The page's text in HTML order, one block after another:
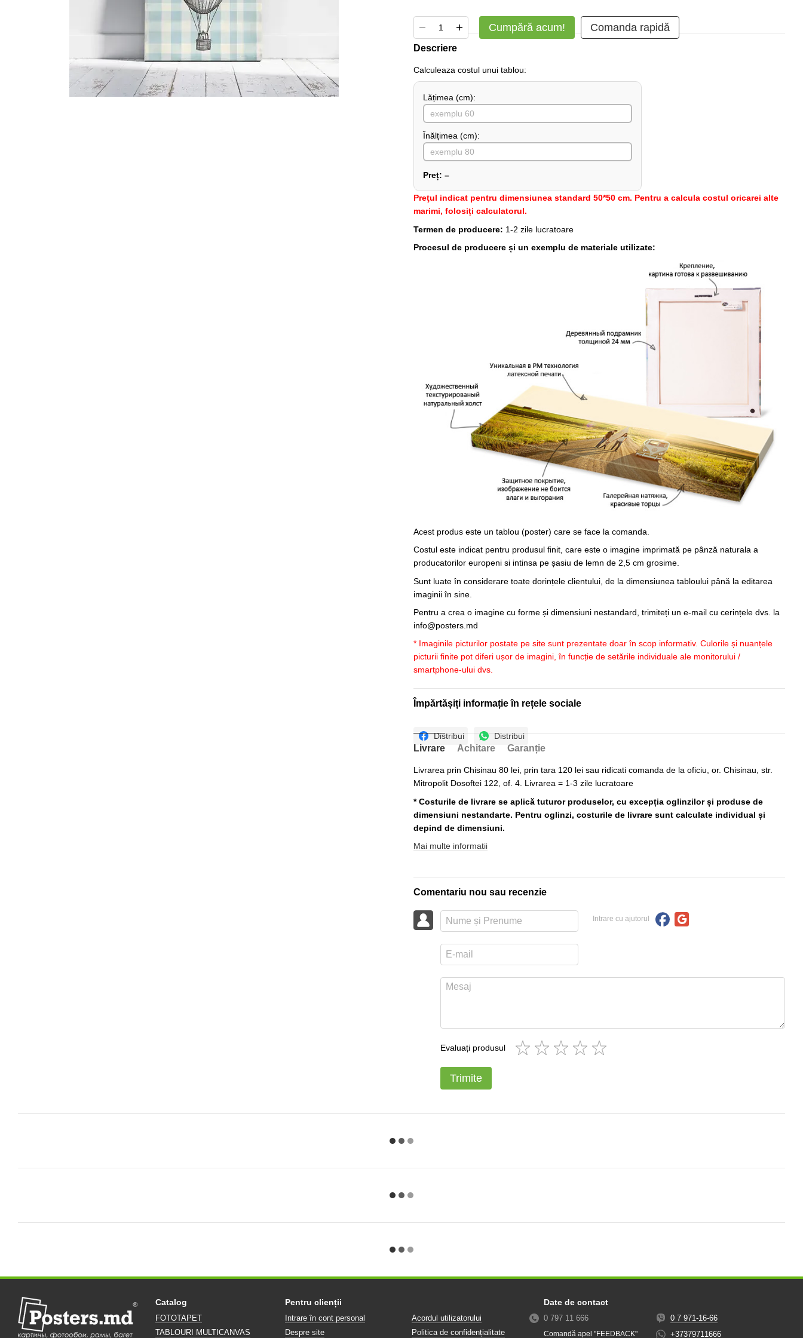
Cumpără acum! Comanda rapidă
Descriere
Сalculeaza costul unui tablou:
Lățimea (сm):
Înălțimea (cm):
Preț: –
Preţul indicat pentru dimensiunea standard 50*50 cm. Pentru a calcula costul oricarei alte
marimi, folosiți calculatorul.
Termen de producere: 1-2 zile lucratoare
Procesul de producere și un exemplu de materiale utilizate:
Acest produs este un tablou (poster) care se face la comanda.
Costul este indicat pentru produsul finit, care este o imagine imprimată pe pânză naturala a
producatorilor europeni si intinsa pe șasiu de lemn de 2,5 cm grosime.
Sunt luate în considerare toate dorințele clientului, de la dimensiunea tabloului până la editarea
imaginii în sine.
Pentru a crea o imagine cu forme și dimensiuni nestandard, trimiteți un e-mail cu cerințele dvs. la
info@posters.md
* Imaginile picturilor postate pe site sunt prezentate doar în scop informativ. Culorile și nuanțele
picturii finite pot diferi ușor de imagini, în funcție de setările individuale ale monitorului /
smartphone-ului dvs.
Împărtășiți informație în rețele sociale
Distribui Distribui
Livrare Achitare Garanție
Livrarea prin Chisinau 80 lei, prin tara 120 lei sau ridicati comanda de la oficiu, or. Chisinau, str.
Mitropolit Dosoftei 122, of. 4. Livrarea = 1-3 zile lucratoare
* Costurile de livrare se aplică tuturor produselor, cu excepția oglinzilor și produse de
dimensiuni nestandarte. Pentru oglinzi, costurile de livrare sunt calculate individual și
depind de dimensiuni.
Mai multe informatii
Comentariu nou sau recenzie
Intrare cu ajutorul
Evaluați produsul
Trimite
Catalog
FOTOTAPET
TABLOURI MULTICANVAS
Pentru clienții
Intrare în cont personal
Despre site
Acordul utilizatorului
Politica de confidențialitate
Date de contact
0 797 11 666
Comandă apel "FEEDBACK"
0 7 971-16-66
+37379711666